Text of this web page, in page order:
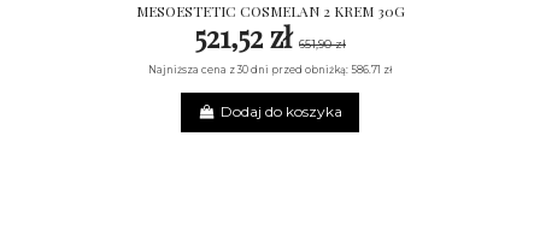
MESOESTETIC COSMELAN 2 KREM 30G
521,52 zł 651,90 zł
Najniższa cena z 30 dni przed obniżką: 586.71 zł
Dodaj do koszyka